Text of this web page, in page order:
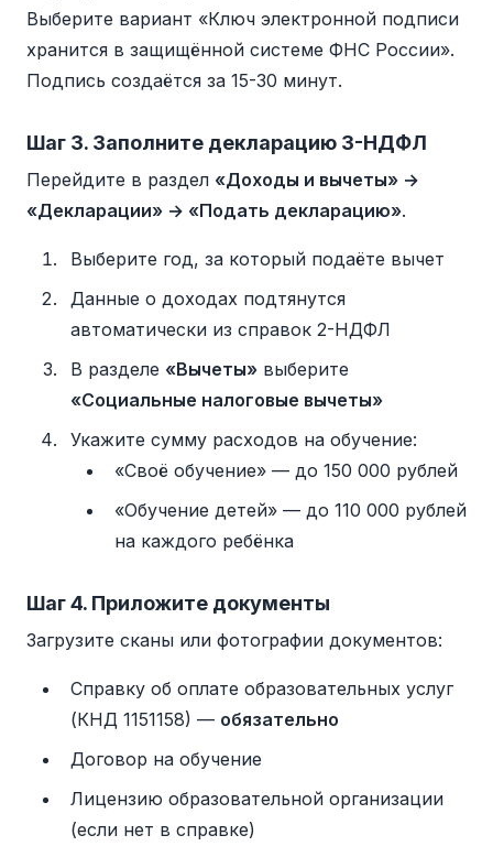
Выберите вариант «Ключ электронной подписи
хранится в защищённой системе ФНС России».
Подпись создаётся за 15-30 минут.
Шаг 3. Заполните декларацию 3-НДФЛ
Перейдите в раздел «Доходы и вычеты» →
«Декларации» → «Подать декларацию».
Выберите год, за который подаёте вычет
Данные о доходах подтянутся
автоматически из справок 2-НДФЛ
В разделе «Вычеты» выберите
«Социальные налоговые вычеты»
Укажите сумму расходов на обучение:
«Своё обучение» — до 150 000 рублей
«Обучение детей» — до 110 000 рублей
на каждого ребёнка
Шаг 4. Приложите документы
Загрузите сканы или фотографии документов:
Справку об оплате образовательных услуг
(КНД 1151158) — обязательно
Договор на обучение
Лицензию образовательной организации
(если нет в справке)